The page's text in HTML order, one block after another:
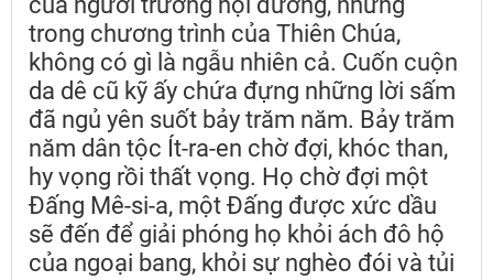
trong chương trình của Thiên Chúa,
không có gì là ngẫu nhiên cả. Cuốn cuộn
da dê cũ kỹ ấy chứa đựng những lời sấm
đã ngủ yên suốt bảy trăm năm. Bảy trăm
năm dân tộc Ít-ra-en chờ đợi, khóc than,
hy vọng rồi thất vọng. Họ chờ đợi một
Đấng Mê-si-a, một Đấng được xức dầu
sẽ đến để giải phóng họ khỏi ách đô hộ
của ngoại bang, khỏi sự nghèo đói và tủi